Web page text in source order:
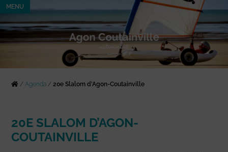
MENU
/Agenda /20e Slalom d’Agon-Coutainville
20E SLALOM D’AGON-
COUTAINVILLE